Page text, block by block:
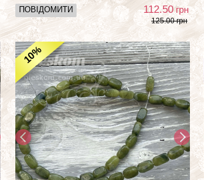
ПОВІДОМИТИ
112.50грн
125.00 грн
10%